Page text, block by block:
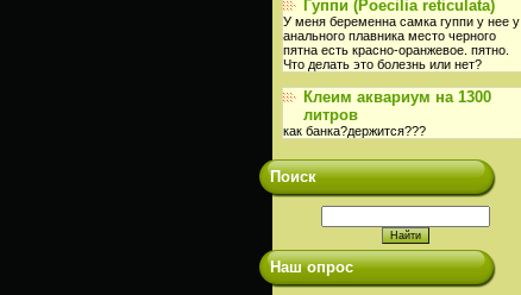
Гуппи (Poecilia reticulata)
У меня беременна самка гуппи у нее у
анального плавника место черного
пятна есть красно-оранжевое. пятно.
Что делать это болезнь или нет?
Клеим аквариум на 1300
литров
как банка?держится???
Поиск
Наш опрос